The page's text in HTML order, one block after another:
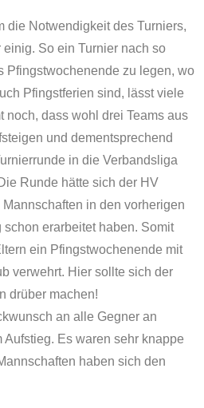
die Notwendigkeit des Turniers,
So ein Turnier nach so
Pfingstwochenende zu legen, wo
Pfingstferien sind, lässt viele
noch, dass wohl drei Teams aus
und dementsprechend
in die Verbandsliga
Runde hätte sich der HV
in den vorherigen
erarbeitet haben. Somit
ein Pfingstwochenende mit
verwehrt. Hier sollte sich der
drüber machen!
an alle Gegner an
Es waren sehr knappe
haben sich den